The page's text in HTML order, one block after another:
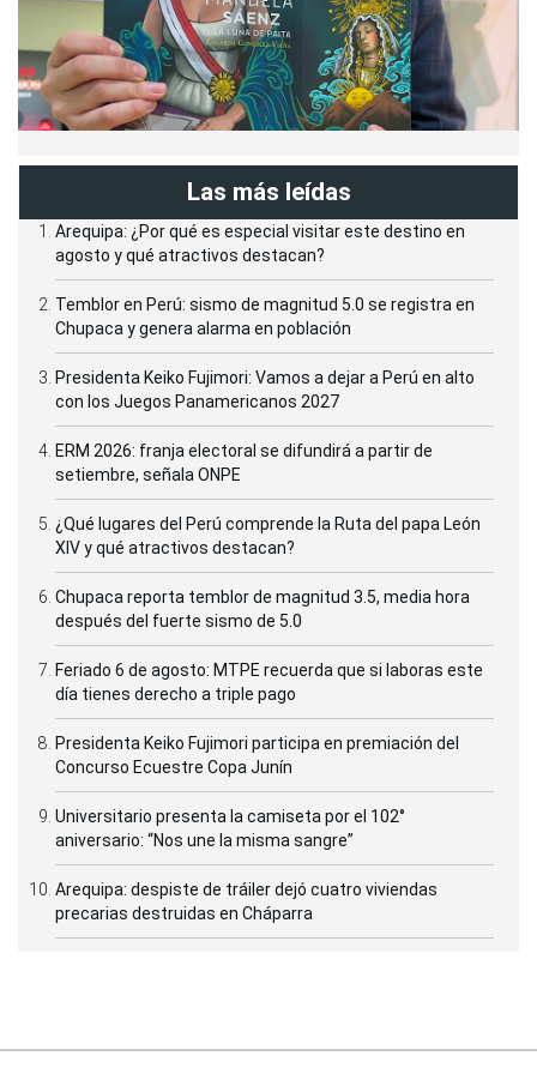
Las más leídas
Arequipa: ¿Por qué es especial visitar este destino en
agosto y qué atractivos destacan?
Temblor en Perú: sismo de magnitud 5.0 se registra en
Chupaca y genera alarma en población
Presidenta Keiko Fujimori: Vamos a dejar a Perú en alto
con los Juegos Panamericanos 2027
ERM 2026: franja electoral se difundirá a partir de
setiembre, señala ONPE
¿Qué lugares del Perú comprende la Ruta del papa León
XIV y qué atractivos destacan?
Chupaca reporta temblor de magnitud 3.5, media hora
después del fuerte sismo de 5.0
Feriado 6 de agosto: MTPE recuerda que si laboras este
día tienes derecho a triple pago
Presidenta Keiko Fujimori participa en premiación del
Concurso Ecuestre Copa Junín
Universitario presenta la camiseta por el 102°
aniversario: “Nos une la misma sangre”
Arequipa: despiste de tráiler dejó cuatro viviendas
precarias destruidas en Cháparra